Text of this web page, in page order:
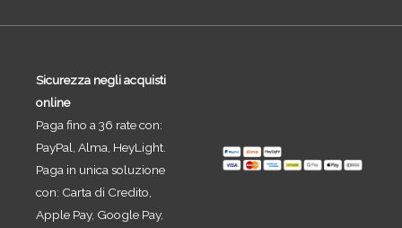
Sicurezza negli acquisti
online
Paga fino a 36 rate con:
PayPal, Alma, HeyLight.
Paga in unica soluzione
con: Carta di Credito,
Apple Pay, Google Pay,